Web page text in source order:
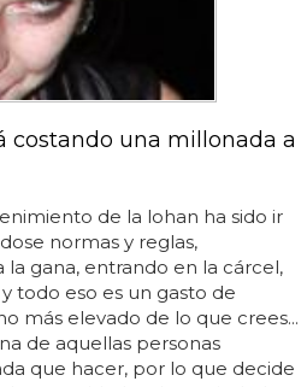
costando una millonada a
de la lohan ha sido ir
normas y reglas,
gana, entrando en la cárcel,
todo eso es un gasto de
más elevado de lo que crees...
de aquellas personas
que hacer, por lo que decide